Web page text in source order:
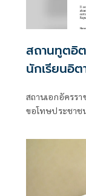
สถานทูตอิ
นักเรียนอิ
สถานเอกอัครร
ขอโทษประชาช